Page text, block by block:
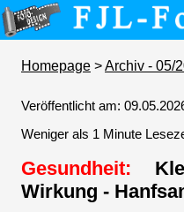
Homepage >Archiv - 05/
Veröffentlicht am:
Weniger als 1 Minute
Gesundheit:
Wirkung -